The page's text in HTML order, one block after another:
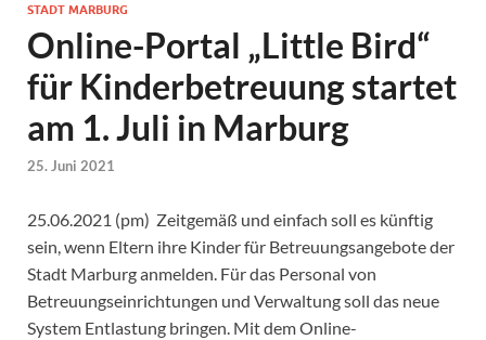
STADT MARBURG
Online-Portal „Little Bird“
für Kinderbetreuung startet
am 1. Juli in Marburg
25. Juni 2021
25.06.2021 (pm) Zeitgemäß und einfach soll es künftig
sein, wenn Eltern ihre Kinder für Betreuungsangebote der
Stadt Marburg anmelden. Für das Personal von
Betreuungseinrichtungen und Verwaltung soll das neue
System Entlastung bringen. Mit dem Online-